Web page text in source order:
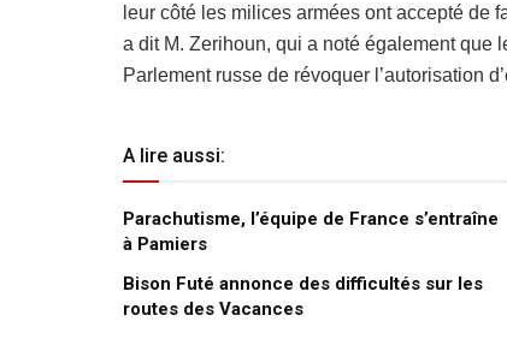
leur côté les milices armées ont accepté de
a dit M. Zerihoun, qui a noté également que
Parlement russe de révoquer l’autorisation
A lire aussi:
Parachutisme, l’équipe de France s’entraîne
à Pamiers
Bison Futé annonce des difficultés sur les
routes des Vacances